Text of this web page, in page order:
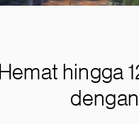
Hemat hingga